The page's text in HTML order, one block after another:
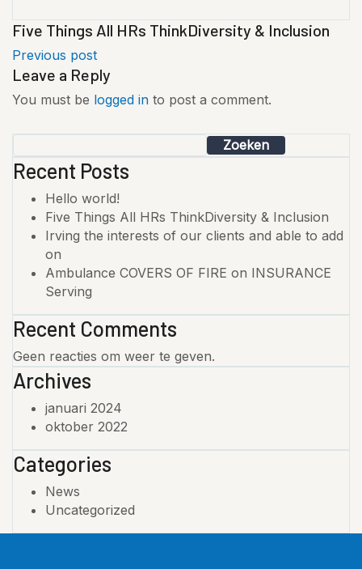
Five Things All HRs ThinkDiversity & Inclusion
Previous post
Leave a Reply
You must be logged in to post a comment.
Zoeken
Recent Posts
Hello world!
Five Things All HRs ThinkDiversity & Inclusion
Irving the interests of our clients and able to add
on
Ambulance COVERS OF FIRE on INSURANCE
Serving
Recent Comments
Geen reacties om weer te geven.
Archives
januari 2024
oktober 2022
Categories
News
Uncategorized